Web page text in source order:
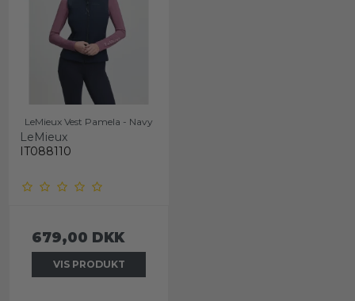
LeMieux Vest Pamela - Navy
LeMieux
IT088110
679,00 DKK
VIS PRODUKT